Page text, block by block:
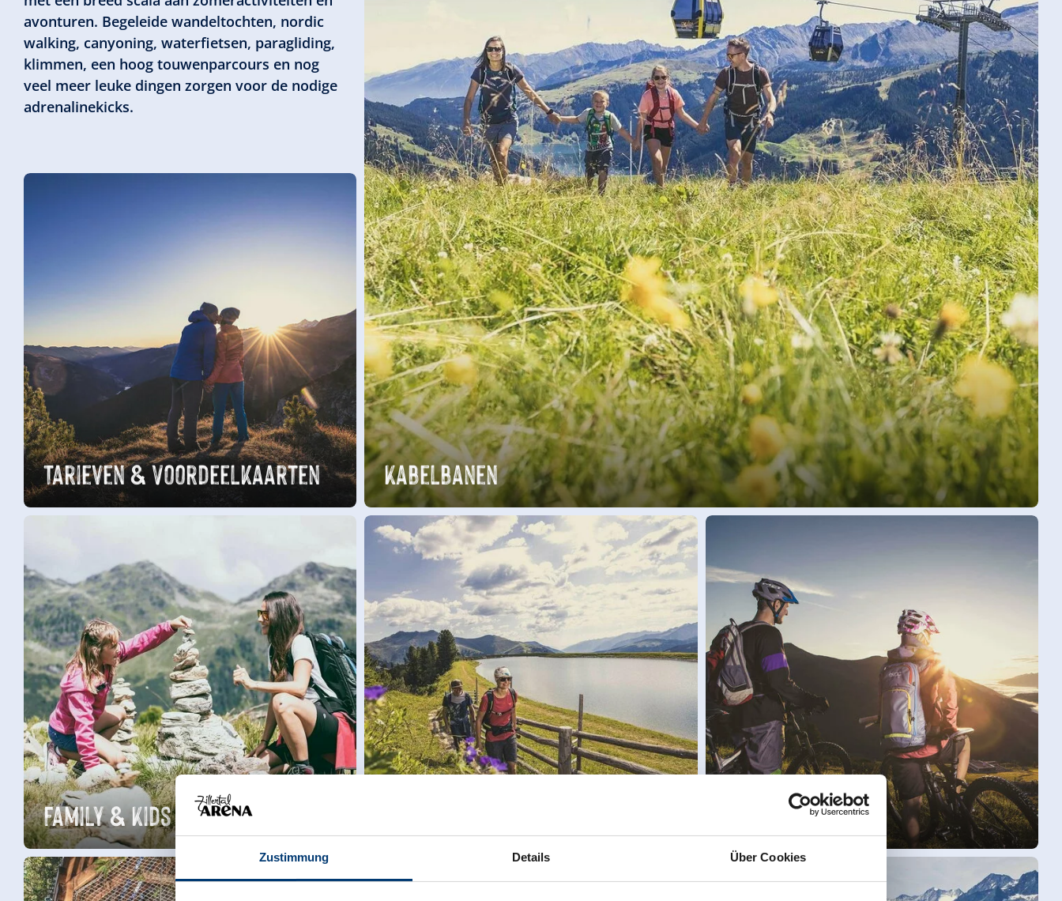
Zustimmung Details Über Cookies
avonturen. Begeleide wandeltochten, nordic
walking, canyoning, waterfietsen, paragliding,
klimmen, een hoog touwenparcours en nog
veel meer leuke dingen zorgen voor de nodige
adrenalinekicks.
Tarieven & Voordeelkaarten Kabelbanen
Family & Kids Fietsregio